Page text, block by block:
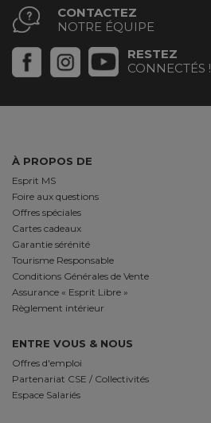
CONTACTEZ
NOTRE ÉQUIPE
RESTEZ
CONNECTÉS !
À PROPOS DE
Esprit MS
Foire aux questions
Offres spéciales
Cartes cadeaux
Garantie sérénité
Tourisme Responsable
Conditions Générales de Vente
Assurance « Esprit Libre »
Règlement intérieur
ENTRE VOUS & NOUS
Offres d'emploi
Partenariat CSE / Collectivités
Espace Salariés